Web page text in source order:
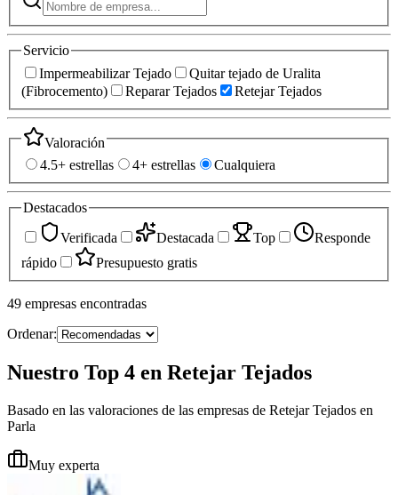
Servicio
Impermeabilizar Tejado
Quitar tejado de Uralita
(Fibrocemento)
Reparar Tejados Retejar Tejados
Valoración
4.5+ estrellas
4+ estrellas Cualquiera
Destacados
Verificada
Destacada Top
Responde
rápido
Presupuesto gratis
49 empresas encontradas
Ordenar:
Nuestro Top 4 en Retejar Tejados
Basado en las valoraciones de las empresas de Retejar Tejados en
Parla
Muy experta